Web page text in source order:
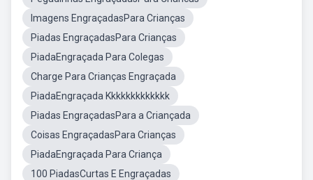
Imagens EngraçadasPara Crianças
Piadas EngraçadasPara Crianças
PiadaEngraçada Para Colegas
Charge Para Crianças Engraçada
PiadaEngraçada Kkkkkkkkkkkkk
Piadas EngraçadasPara a Criançada
Coisas EngraçadasPara Crianças
PiadaEngraçada Para Criança
100 PiadasCurtas E Engraçadas